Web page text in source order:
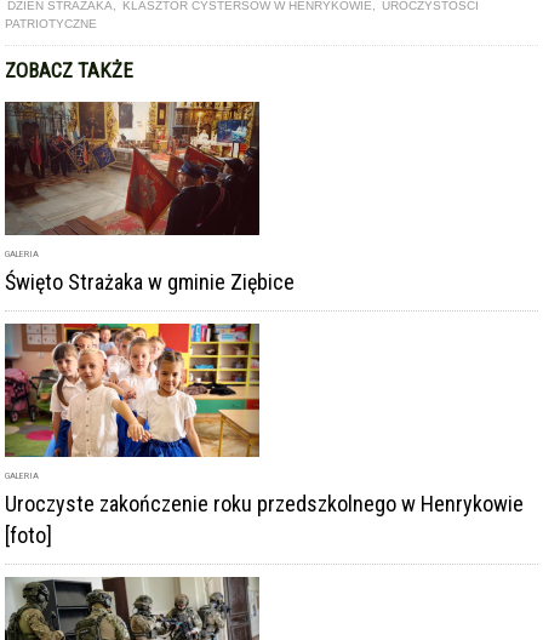
DZIEŃ STRAŻAKA, KLASZTOR CYSTERSÓW W HENRYKOWIE, UROCZYSTOŚCI
PATRIOTYCZNE
ZOBACZ TAKŻE
GALERIA
Święto Strażaka w gminie Ziębice
GALERIA
Uroczyste zakończenie roku przedszkolnego w Henrykowie
[foto]